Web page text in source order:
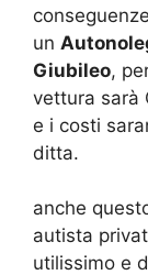
un
Giubileo,
vettura sarà
e i costi
ditta.
anche
autista
utilissimo e